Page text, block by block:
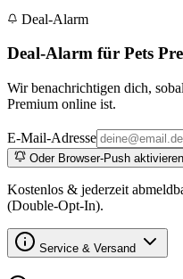
Deal-Alarm
Deal-Alarm für Pets
Wir benachrichtigen dich,
Premium online ist.
E-Mail-Adresse
Oder Browser-Push
Kostenlos & jederzeit
(Double-Opt-In).
Service & Versand